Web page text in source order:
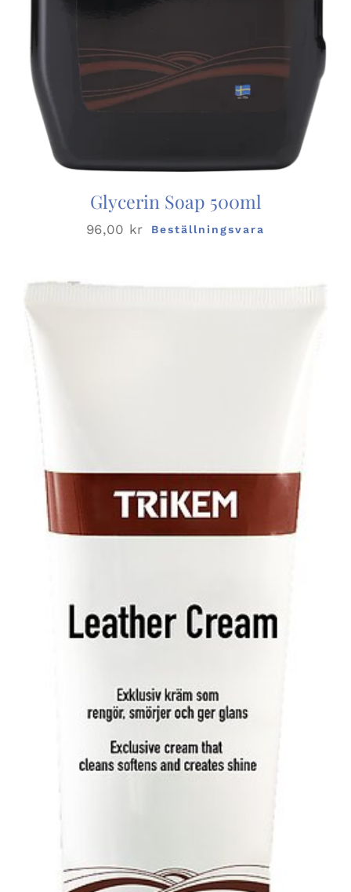
Glycerin Soap 500ml
96,00 kr Beställningsvara